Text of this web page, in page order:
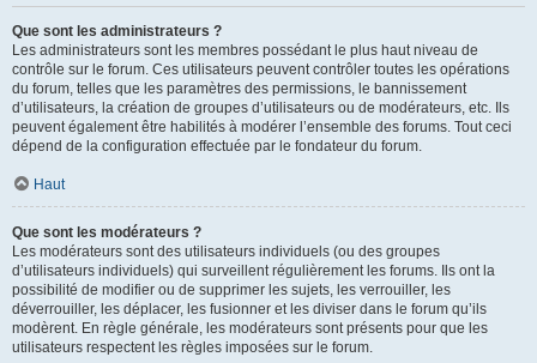
Que sont les administrateurs ?
Les administrateurs sont les membres possédant le plus haut niveau de
contrôle sur le forum. Ces utilisateurs peuvent contrôler toutes les opérations
du forum, telles que les paramètres des permissions, le bannissement
d’utilisateurs, la création de groupes d’utilisateurs ou de modérateurs, etc. Ils
peuvent également être habilités à modérer l’ensemble des forums. Tout ceci
dépend de la configuration effectuée par le fondateur du forum.
Haut
Que sont les modérateurs ?
Les modérateurs sont des utilisateurs individuels (ou des groupes
d’utilisateurs individuels) qui surveillent régulièrement les forums. Ils ont la
possibilité de modifier ou de supprimer les sujets, les verrouiller, les
déverrouiller, les déplacer, les fusionner et les diviser dans le forum qu’ils
modèrent. En règle générale, les modérateurs sont présents pour que les
utilisateurs respectent les règles imposées sur le forum.